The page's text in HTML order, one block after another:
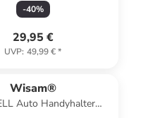
-40%
29,95 €
UVP: 49,99 €*
Wisam®
Auto Handyhalter